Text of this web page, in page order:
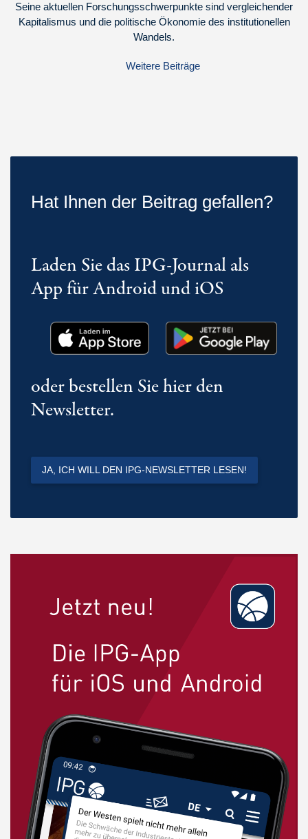
Seine aktuellen Forschungsschwerpunkte sind vergleichender
Kapitalismus und die politische Ökonomie des institutionellen
Wandels.
Weitere Beiträge
Hat Ihnen der Beitrag gefallen?
Laden Sie das IPG-Journal als
App für Android und iOS
oder bestellen Sie hier den
Newsletter.
JA, ICH WILL DEN IPG-NEWSLETTER LESEN!